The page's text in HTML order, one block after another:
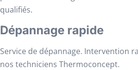
qualifiés.
Dépannage rapide
Service de dépannage. Intervention
nos techniciens Thermoconcept.